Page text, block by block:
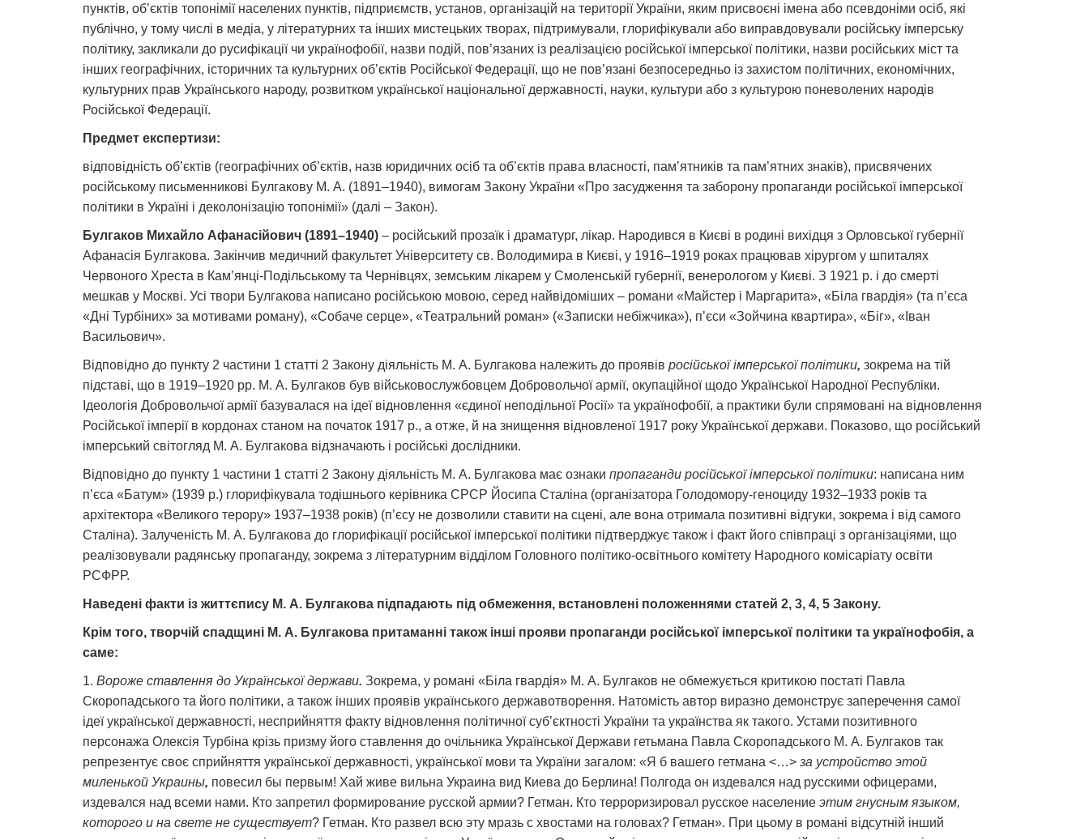
пунктів, об’єктів топонімії населених пунктів, підприємств, установ, організацій на території України, яким присвоєні імена або псевдоніми осіб, які
публічно, у тому числі в медіа, у літературних та інших мистецьких творах, підтримували, глорифікували або виправдовували російську імперську
політику, закликали до русифікації чи українофобії, назви подій, пов’язаних із реалізацією російської імперської політики, назви російських міст та
інших географічних, історичних та культурних об’єктів Російської Федерації, що не пов’язані безпосередньо із захистом політичних, економічних,
культурних прав Українського народу, розвитком української національної державності, науки, культури або з культурою поневолених народів
Російської Федерації.
Предмет експертизи:
відповідність об’єктів (географічних об’єктів, назв юридичних осіб та об’єктів права власності, пам’ятників та пам’ятних знаків), присвячених
російському письменникові Булгакову М. А. (1891–1940), вимогам Закону України «Про засудження та заборону пропаганди російської імперської
політики в Україні і деколонізацію топонімії» (далі – Закон).
Булгаков Михайло Афанасійович (1891–1940) – російський прозаїк і драматург, лікар. Народився в Києві в родині вихідця з Орловської губернії
Афанасія Булгакова. Закінчив медичний факультет Університету св. Володимира в Києві, у 1916–1919 роках працював хірургом у шпиталях
Червоного Хреста в Кам’янці-Подільському та Чернівцях, земським лікарем у Смоленській губернії, венерологом у Києві. З 1921 р. і до смерті
мешкав у Москві. Усі твори Булгакова написано російською мовою, серед найвідоміших – романи «Майстер і Маргарита», «Біла гвардія» (та п’єса
«Дні Турбіних» за мотивами роману), «Собаче серце», «Театральний роман» («Записки небіжчика»), пʼєси «Зойчина квартира», «Біг», «Іван
Васильович».
Відповідно до пункту 2 частини 1 статті 2 Закону діяльність М. А. Булгакова належить до проявів російської імперської політики, зокрема на тій
підставі, що в 1919–1920 рр. М. А. Булгаков був військовослужбовцем Добровольчої армії, окупаційної щодо Української Народної Республіки.
Ідеологія Добровольчої армії базувалася на ідеї відновлення «єдиної неподільної Росії» та українофобії, а практики були спрямовані на відновлення
Російської імперії в кордонах станом на початок 1917 р., а отже, й на знищення відновленої 1917 року Української держави. Показово, що російський
імперський світогляд М. А. Булгакова відзначають і російські дослідники.
Відповідно до пункту 1 частини 1 статті 2 Закону діяльність М. А. Булгакова має ознаки пропаганди російської імперської політики: написана ним
п’єса «Батум» (1939 р.) глорифікувала тодішнього керівника СРСР Йосипа Сталіна (організатора Голодомору-геноциду 1932–1933 років та
архітектора «Великого терору» 1937–1938 років) (п’єсу не дозволили ставити на сцені, але вона отримала позитивні відгуки, зокрема і від самого
Сталіна). Залученість М. А. Булгакова до глорифікації російської імперської політики підтверджує також і факт його співпраці з організаціями, що
реалізовували радянську пропаганду, зокрема з літературним відділом Головного політико-освітнього комітету Народного комісаріату освіти
РСФРР.
Наведені факти із життєпису М. А. Булгакова підпадають під обмеження, встановлені положеннями статей 2, 3, 4, 5 Закону.
Крім того, творчій спадщині М. А. Булгакова притаманні також інші прояви пропаганди російської імперської політики та українофобія, а
саме:
1. Вороже ставлення до Української держави. Зокрема, у романі «Біла гвардія» М. А. Булгаков не обмежується критикою постаті Павла
Скоропадського та його політики, а також інших проявів українського державотворення. Натомість автор виразно демонструє заперечення самої
ідеї української державності, несприйняття факту відновлення політичної суб’єктності України та українства як такого. Устами позитивного
персонажа Олексія Турбіна крізь призму його ставлення до очільника Української Держави гетьмана Павла Скоропадського М. А. Булгаков так
репрезентує своє сприйняття української державності, української мови та України загалом: «Я б вашего гетмана <…> за устройство этой
миленькой Украины, повесил бы первым! Хай живе вильна Украина вид Киева до Берлина! Полгода он издевался над русскими офицерами,
издевался над всеми нами. Кто запретил формирование русской армии? Гетман. Кто терроризировал русское население этим гнусным языком,
которого и на свете не существует? Гетман. Кто развел всю эту мразь с хвостами на головах? Гетман». При цьому в романі відсутній інший